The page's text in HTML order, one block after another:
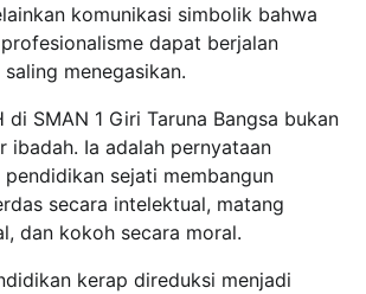
komunikasi simbolik bahwa
dapat berjalan
menegasikan.
di SMAN 1 Giri Taruna Bangsa bukan
ibadah. Ia adalah pernyataan
sejati membangun
secara intelektual, matang
dan kokoh secara moral.
kerap direduksi menjadi